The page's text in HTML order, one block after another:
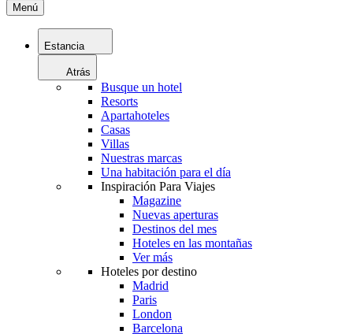
Menú
Estancia
Atrás
Busque un hotel
Resorts
Apartahoteles
Casas
Villas
Nuestras marcas
Una habitación para el día
Inspiración Para Viajes
Magazine
Nuevas aperturas
Destinos del mes
Hoteles en las montañas
Ver más
Hoteles por destino
Madrid
Paris
London
Barcelona